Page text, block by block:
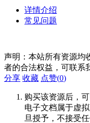
详情介绍
常见问题
声明：本站所有资源均
者的合法权益，可联系
分享 收藏 点赞(0)
购买该资源后，
电子文档属于虚
旦授予，不接受